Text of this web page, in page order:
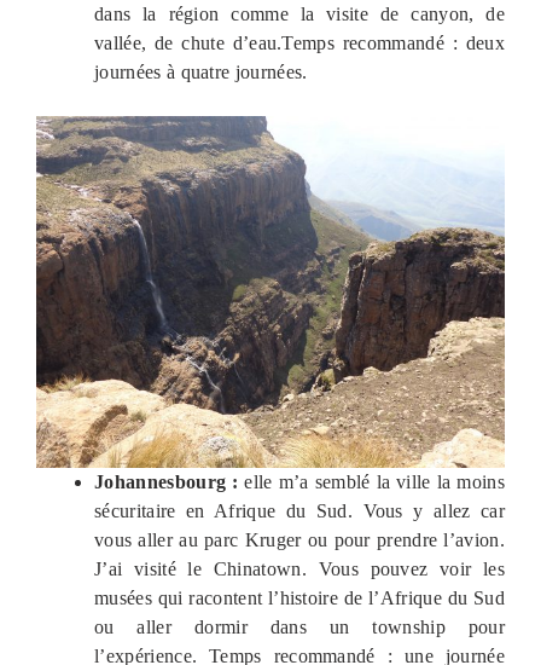
dans la région comme la visite de canyon, de
vallée, de chute d’eau.Temps recommandé : deux
journées à quatre journées.
Johannesbourg : elle m’a semblé la ville la moins
sécuritaire en Afrique du Sud. Vous y allez car
vous aller au parc Kruger ou pour prendre l’avion.
J’ai visité le Chinatown. Vous pouvez voir les
musées qui racontent l’histoire de l’Afrique du Sud
ou aller dormir dans un township pour
l’expérience. Temps recommandé : une journée